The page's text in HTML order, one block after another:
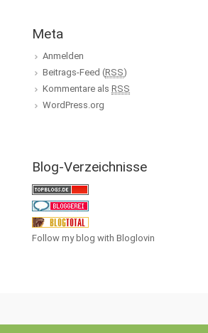
Meta
Anmelden
Beitrags-Feed (RSS)
Kommentare als RSS
WordPress.org
Blog-Verzeichnisse
Follow my blog with Bloglovin